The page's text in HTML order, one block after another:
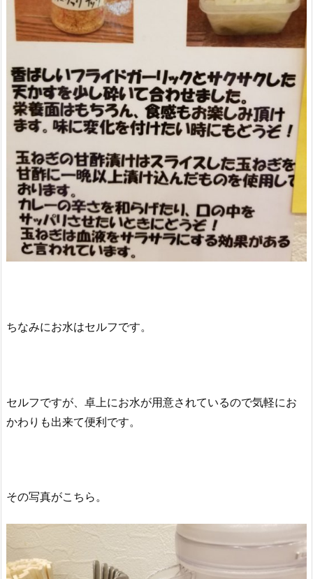
ちなみにお水はセルフです。
セルフですが、卓上にお水が用意されているので気軽にお
かわりも出来て便利です。
その写真がこちら。